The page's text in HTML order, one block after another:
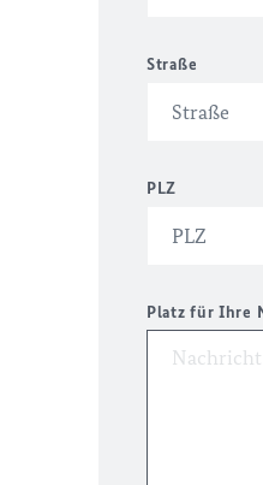
Straße
PLZ
Platz für Ihre